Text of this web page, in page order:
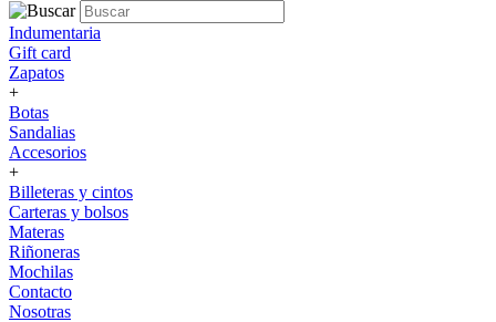
Indumentaria
Gift card
Zapatos
+
Botas
Sandalias
Accesorios
+
Billeteras y cintos
Carteras y bolsos
Materas
Riñoneras
Mochilas
Contacto
Nosotras